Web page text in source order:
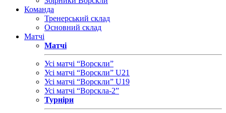
Команда
Тренерський склад
Основний склад
Матчі
Матчі
Усі матчі “Ворскли”
Усі матчі “Ворскли” U21
Усі матчі “Ворскли” U19
Усі матчі “Ворскла-2”
Турніри